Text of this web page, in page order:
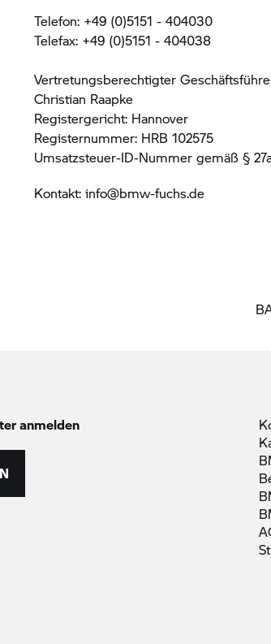
Telefon: +49 (0)5151 - 404030
Telefax: +49 (0)5151 - 404038
Vertretungsberechtigter
Christian Raapke
Registergericht: Hannover
Registernummer: HRB 102575
Umsatzsteuer-ID-Nummer gemäß §
Kontakt: info@bmw-fuchs.de
anmelden